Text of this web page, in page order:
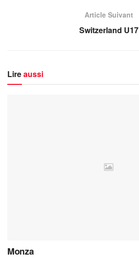
Article Suivant
Switzerland U17
Lireaussi
Monza